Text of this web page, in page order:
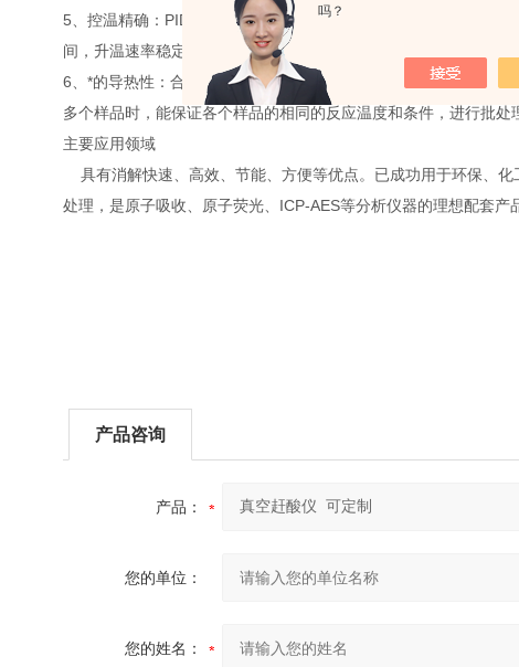
吗？
5、控温精确：PID温控系统，操作简单方便，性能优良，经久耐
间，升温速率稳定，高低温报警，自动停止加热
6、*的导热性：合理的加热方式配套导热性能*的加热体，能保
多个样品时，能保证各个样品的相同的反应温度和条件，进行批处
主要应用领域
具有消解快速、高效、节能、方便等优点。已成功用于环保、
处理，是原子吸收、原子荧光、ICP-AES等分析仪器的理想配套产
产品咨询
产品：
您的单位：
您的姓名：